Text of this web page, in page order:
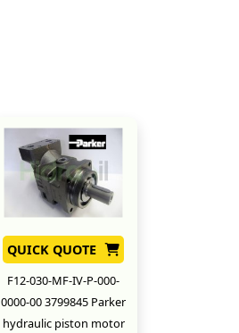
QUICK QUOTE
F12-030-MF-IV-P-000-
0000-00 3799845 Parker
hydraulic piston motor